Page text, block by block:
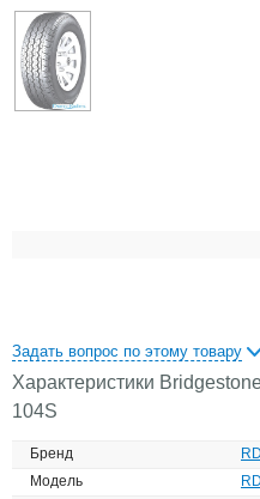
Задать вопрос по этому товару
Характеристики
104S
Бренд
Модель